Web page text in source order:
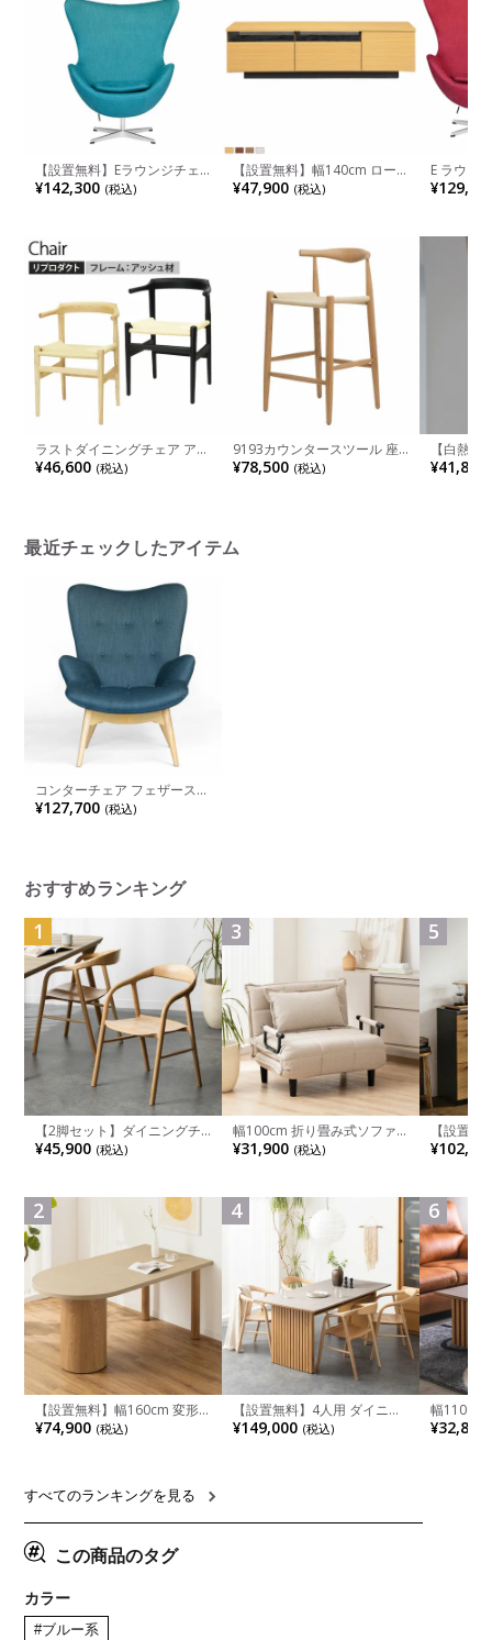
【設置無料】Eラウンジチェ
ア スカンディナヴィアデザイ
ン アルミダイキャスト・ポリ
¥142,300 (税込)
【設置無料】幅140cm ロー
ボード 木目調 引き出し付き
タップ収納付き 収納 テレビ
¥47,900 (税込)
E ラウン
ナヴィア
キャスト
ラストダイニングチェア アッ
シュ無垢材 天然木 ナチュラ
ル ペーパーコード 北欧デザ
¥46,600 (税込)
9193カウンタースツール 座
面高さ65cm スカンディナヴ
ィアデザイン レッドオーク
¥78,500 (税込)
【白熱
ントライ
ト 吊り下
¥41,800
最近チェックしたアイテム
コンターチェア フェザースト
ーン リプロダクト ファブリ
ック
¥127,700 (税込)
おすすめランキング
1
【2脚セット】ダイニングチ
ェア 木製 LUGA 肘付き チェ
ア 天然木 リビング椅子 板座
ュラル ブラウン 完成品
¥45,900 (税込)
2
【設置無料】幅160cm 変形
半円 ダイニングテーブル モ
ルタル風 LENAS コンクリー
リア風 グレージュ
¥74,900 (税込)
3
幅100cm 折り畳み式ソファ
ベッド コンパクト リクライ
ニング カウチスタイル 省ス
¥31,900 (税込)
4
【設置無料】4人用 ダイニン
グテーブルセット 5点 LUGA
セラミックテーブル おしゃれ
¥149,000 (税込)
5
【設置
チンカウ
板 引き出
れ ウッデ
ル グレー
6
幅110cm
木目調 リ
付き 長方
¥32,800
すべてのランキングを見る
この商品のタグ
カラー
#ブルー系